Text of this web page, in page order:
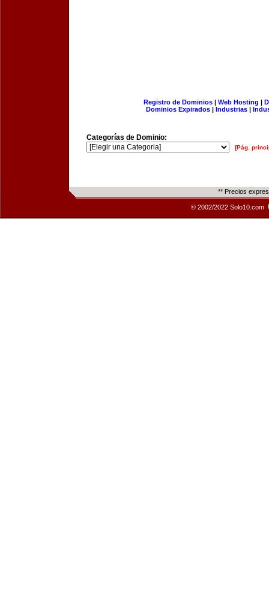
Registro de Dominios| Web Hosting |
Dominios Expirados | Industrias |
Categorías de Dominio:
[Pág.
** Precios
© 2002/2022 Solo10.com